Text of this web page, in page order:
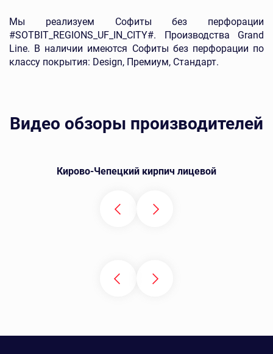
Мы реализуем Софиты без перфорации
#SOTBIT_REGIONS_UF_IN_CITY#. Производства Grand
Line. В наличии имеются Софиты без перфорации по
классу покрытия: Design, Премиум, Стандарт.
Видео обзоры производителей
Кирово-Чепецкий кирпич лицевой